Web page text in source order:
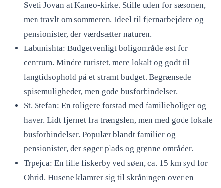
Sveti Jovan at Kaneo-kirke. Stille uden for sæsonen,
men travlt om sommeren. Ideel til fjernarbejdere og
pensionister, der værdsætter naturen.
Labunishta: Budgetvenligt boligområde øst for
centrum. Mindre turistet, mere lokalt og godt til
langtidsophold på et stramt budget. Begrænsede
spisemuligheder, men gode busforbindelser.
St. Stefan: En roligere forstad med familieboliger og
haver. Lidt fjernet fra trængslen, men med gode lokale
busforbindelser. Populær blandt familier og
pensionister, der søger plads og grønne områder.
Trpejca: En lille fiskerby ved søen, ca. 15 km syd for
Ohrid. Husene klamrer sig til skråningen over en